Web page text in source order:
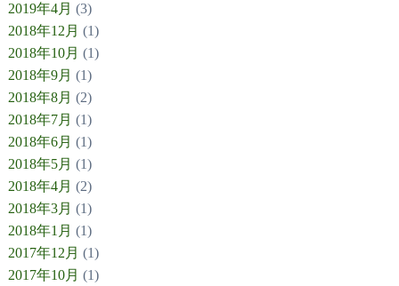
2019年4月 (3)
2018年12月 (1)
2018年10月 (1)
2018年9月 (1)
2018年8月 (2)
2018年7月 (1)
2018年6月 (1)
2018年5月 (1)
2018年4月 (2)
2018年3月 (1)
2018年1月 (1)
2017年12月 (1)
2017年10月 (1)